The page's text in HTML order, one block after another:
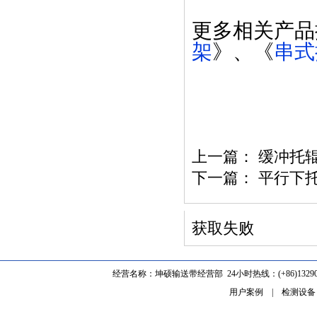
更多相关产
架》、《串
上一篇： 缓冲托
下一篇： 平行下
获取失败
经营名称：坤硕输送带经营部 24小时热线：
用户案例
检测设备